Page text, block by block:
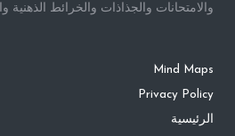
والامتحانات والجذاذات والخرائط الذهنية
Mind Maps
Privacy Policy
الرئيسية